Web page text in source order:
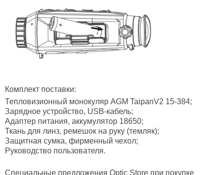
Комплект поставки:
Тепловизионный монокуляр AGM TaipanV2 15-384;
Зарядное устройство, USB-кабель;
Адаптер питания, аккумулятор 18650;
Ткань для линз, ремешок на руку (темляк);
Защитная сумка, фирменный чехол;
Руководство пользователя.
Специальные предложения Optic Store при покупке